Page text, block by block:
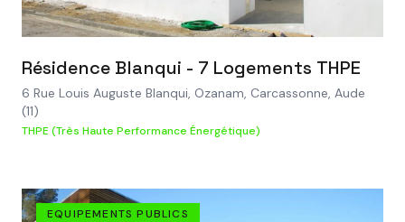
VOIR LE PROJET
Résidence Blanqui - 7 Logements THPE
6 Rue Louis Auguste Blanqui, Ozanam, Carcassonne, Aude
(11)
THPE (Très Haute Performance Énergétique)
EQUIPEMENTS PUBLICS